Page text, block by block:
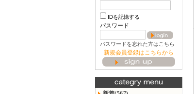
IDを記憶する
パスワード
パスワードを忘れた方はこちら
新規会員登録はこちらから